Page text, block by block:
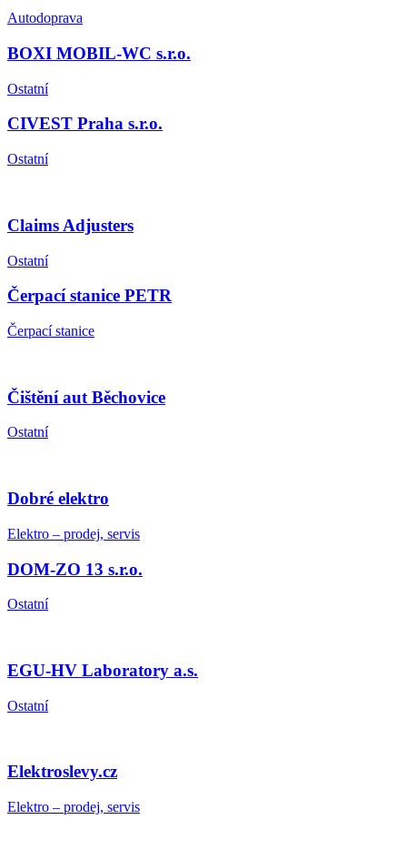
Autodoprava
BOXI MOBIL-WC s.r.o.
Ostatní
CIVEST Praha s.r.o.
Ostatní
Claims Adjusters
Ostatní
Čerpací stanice PETR
Čerpací stanice
Čištění aut Běchovice
Ostatní
Dobré elektro
Elektro – prodej, servis
DOM-ZO 13 s.r.o.
Ostatní
EGU-HV Laboratory a.s.
Ostatní
Elektroslevy.cz
Elektro – prodej, servis